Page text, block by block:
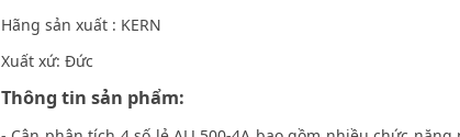
Hãng sản xuất : KERN
Xuất xứ: Đức
Thông tin sản phẩm: